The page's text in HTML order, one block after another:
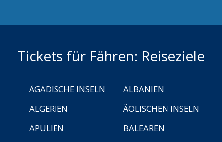
Tickets für Fähren: Reiseziele
ÄGADISCHE INSELN
ALBANIEN
ALGERIEN
ÄOLISCHEN INSELN
APULIEN
BALEAREN